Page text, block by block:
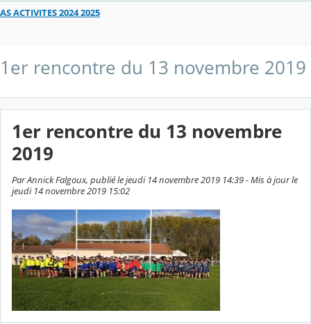
AS ACTIVITES 2024 2025
1er rencontre du 13 novembre 2019
1er rencontre du 13 novembre
2019
Par Annick Falgoux, publié le jeudi 14 novembre 2019 14:39 - Mis à jour le
jeudi 14 novembre 2019 15:02